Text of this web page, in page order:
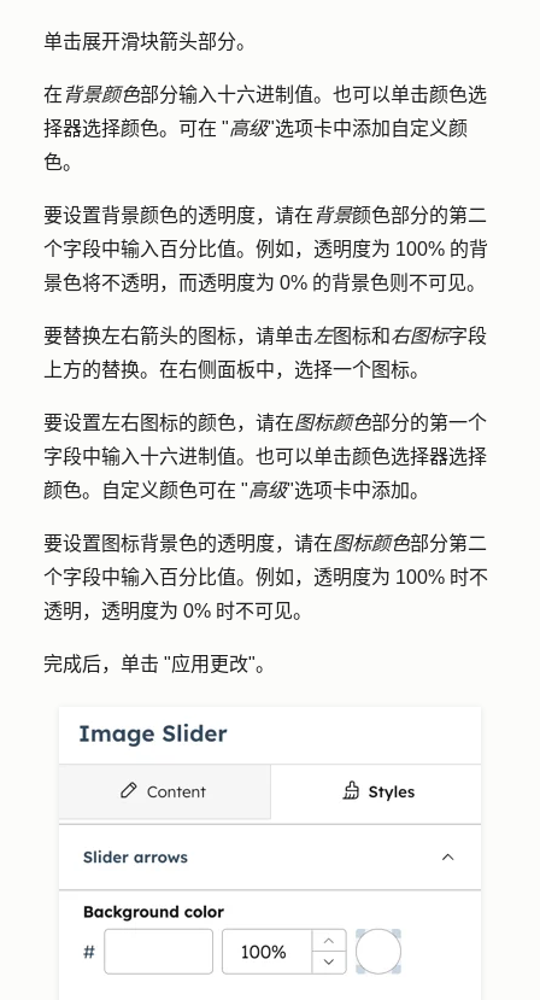
单击展开滑块箭头部分。
在 背景颜色部分输入十六进制值。也可以单击颜色选
择器选择颜色。可在 "高级"选项卡中添加自定义颜
色。
要设置背景颜色的透明度，请在 背景颜色部分的第二
个字段中输入百分比值。例如，透明度为 100% 的背
景色将不透明，而透明度为 0% 的背景色则不可见。
要替换左右箭头的图标，请单击左图标和右图标字段
上方的替换。在右侧面板中，选择一个图标。
要设置左右图标的颜色，请在图标颜色部分的第一个
字段中输入十六进制值。也可以单击颜色选择器选择
颜色。自定义颜色可在 "高级"选项卡中添加。
要设置图标背景色的透明度，请在图标颜色部分第二
个字段中输入百分比值。例如，透明度为 100% 时不
透明，透明度为 0% 时不可见。
完成后，单击 "应用更改"。